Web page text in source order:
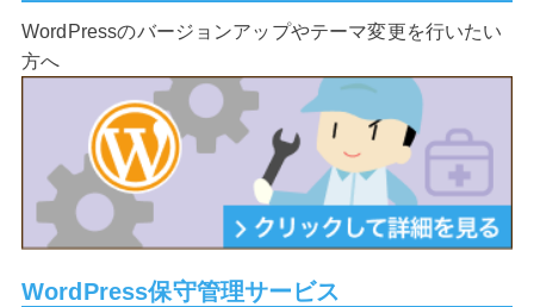
WordPressのバージョンアップやテーマ変更を行いたい
方へ
WordPress保守管理サービス